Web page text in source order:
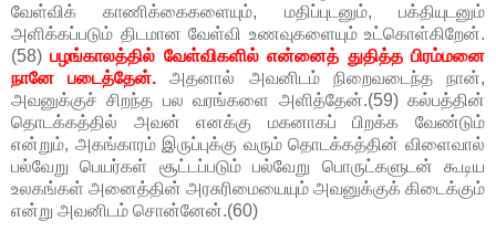
வேள்விக் காணிக்கைகளையும், மதிப்புடனும், பக்தியுடனும்
அளிக்கப்படும் திடமான வேள்வி உணவுகளையும் உட்கொள்கிறேன்.
(58)பழங்காலத்தில் வேள்விகளில் என்னைத் துதித்த பிரம்மனை
நானே படைத்தேன். அதனால் அவனிடம் நிறைவடைந்த நான்,
அவனுக்குச் சிறந்த பல வரங்களை அளித்தேன்.(59) கல்பத்தின்
தொடக்கத்தில் அவன் எனக்கு மகனாகப் பிறக்க வேண்டும்
என்றும், அகங்காரம் இருப்புக்கு வரும் தொடக்கத்தின் விளைவால்
பல்வேறு பெயர்கள் சூட்டப்படும் பல்வேறு பொருட்களுடன் கூடிய
உலகங்கள் அனைத்தின் அரசுரிமையையும் அவனுக்குக் கிடைக்கும்
என்று அவனிடம் சொன்னேன்.(60)